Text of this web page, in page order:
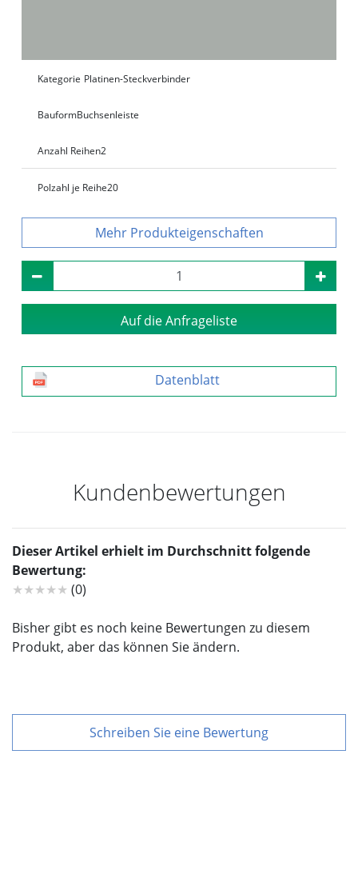
Kategorie Platinen-Steckverbinder
BauformBuchsenleiste
Anzahl Reihen2
Polzahl je Reihe20
Produkteigenschaften
Auf die Anfrageliste
Datenblatt
Kundenbewertungen
Dieser Artikel erhielt im Durchschnitt folgende
Bewertung:
★★★★★ (0)
Bisher gibt es noch keine Bewertungen zu diesem
Produkt, aber das können Sie ändern.
Schreiben Sie eine Bewertung